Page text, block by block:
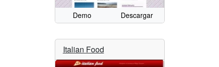
Demo Descargar
Italian Food